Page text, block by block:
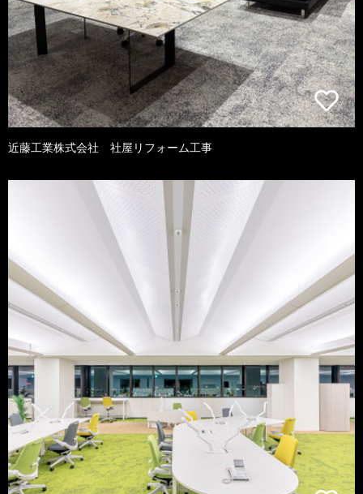
近藤工業株式会社 社屋リフォーム工事